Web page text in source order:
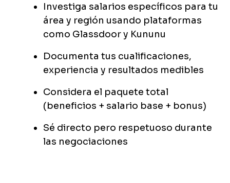
Investiga salarios específicos para tu
área y región usando plataformas
como Glassdoor y Kununu
Documenta tus cualificaciones,
experiencia y resultados medibles
Considera el paquete total
(beneficios + salario base + bonus)
Sé directo pero respetuoso durante
las negociaciones